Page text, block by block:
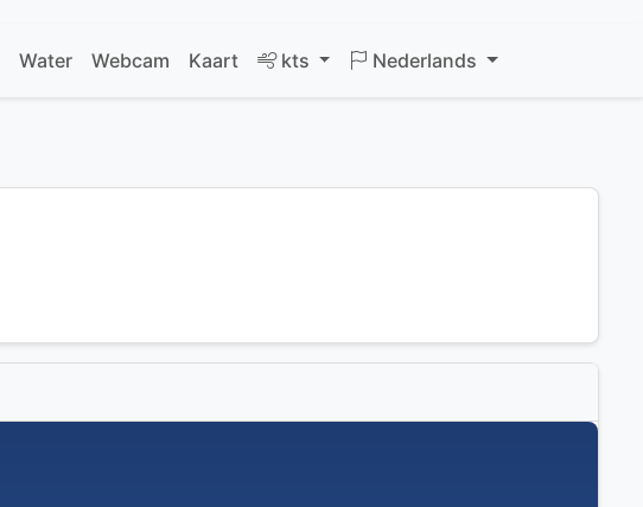
Water Webcam Kaart kts Nederlands